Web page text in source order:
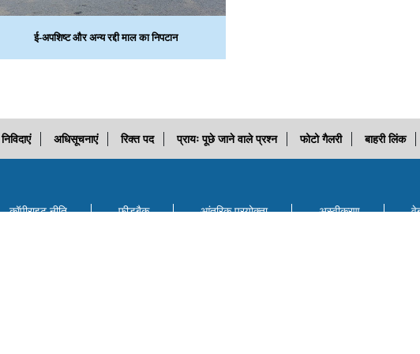
ई-अपशिष्‍ट और अन्‍य रद्दी माल का निपटान
निविदाएं अधिसूचनाएं रिक्त पद प्रायः पूछे जाने वाले प्रश्न फोटो गैलरी बाहरी लिंक
कॉपीराइट नीति फीडबैक आंतरिक प्रयोक्‍ता अस्वीकरण